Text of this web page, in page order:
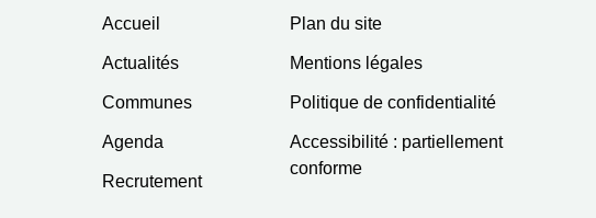
Accueil
Actualités
Communes
Agenda
Recrutement
Plan du site
Mentions légales
Politique de confidentialité
Accessibilité : partiellement
conforme